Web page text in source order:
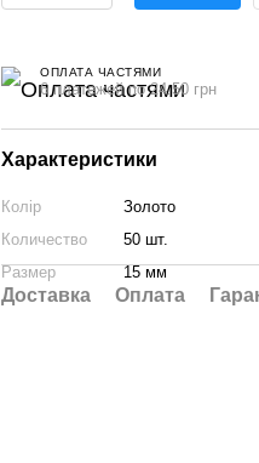
ОПЛАТА ЧАСТЯМИ
6 платежей по 24.50 грн
Характеристики
Колір
Золото
Количество
50 шт.
Размер
15 мм
Доставка Оплата